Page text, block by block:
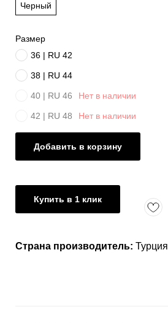
Черный
Размер
36 | RU 42
38 | RU 44
40 | RU 46 Нет в наличии
42 | RU 48 Нет в наличии
Добавить в корзину
Купить в 1 клик
Страна производитель: Турция